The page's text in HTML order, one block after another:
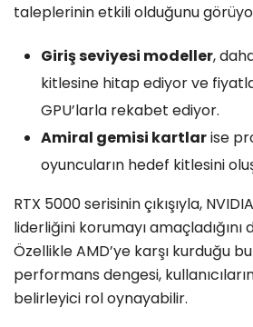
taleplerinin etkili olduğunu
Giriş seviyesi modeller,
kitlesine hitap ediyor ve
GPU’larla rekabet ediyor.
Amiral gemisi kartlarise
oyuncuların hedef kitlesini
RTX 5000 serisinin çıkışıyla,
liderliğini korumayı amaçladığını
Özellikle AMD’ye karşı kurduğu
performans dengesi,
belirleyici rol oynayabilir.